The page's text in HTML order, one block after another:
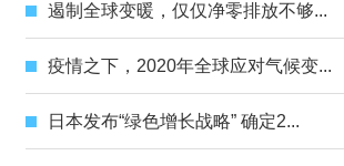
遏制全球变暖，仅仅净零排放不够...
疫情之下，2020年全球应对气候变...
日本发布“绿色增长战略” 确定2...